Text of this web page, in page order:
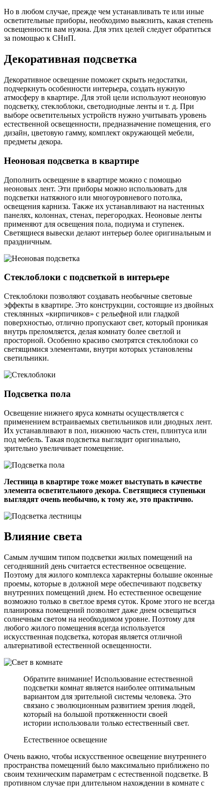
Но в любом случае, прежде чем устанавливать те или иные
осветительные приборы, необходимо выяснить, какая степень
освещенности вам нужна. Для этих целей следует обратиться
за помощью к СНиП.
Декоративная подсветка
Декоративное освещение поможет скрыть недостатки,
подчеркнуть особенности интерьера, создать нужную
атмосферу в квартире. Для этой цели используют неоновую
подсветку, стеклоблоки, светодиодные ленты и т. д. При
выборе осветительных устройств нужно учитывать уровень
естественной освещенности, предназначение помещения, его
дизайн, цветовую гамму, комплект окружающей мебели,
предметы декора.
Неоновая подсветка в квартире
Дополнить освещение в квартире можно с помощью
неоновых лент. Эти приборы можно использовать для
подсветки натяжного или многоуровневого потолка,
освещения карниза. Также их устанавливают на настенных
панелях, колоннах, стенах, перегородках. Неоновые ленты
применяют для освещения пола, подиума и ступенек.
Светящиеся вывески делают интерьер более оригинальным и
праздничным.
Стеклоблоки с подсветкой в интерьере
Стеклоблоки позволяют создавать необычные световые
эффекты в квартире. Это конструкции, состоящие из двойных
стеклянных «кирпичиков» с рельефной или гладкой
поверхностью, отлично пропускают свет, который проникая
внутрь преломляется, делая комнату более светлой и
просторной. Особенно красиво смотрятся стеклоблоки со
светящимися элементами, внутри которых установлены
светильники.
Подсветка пола
Освещение нижнего яруса комнаты осуществляется с
применением встраиваемых светильников или диодных лент.
Их устанавливают в пол, нижнюю часть стен, плинтуса или
под мебель. Такая подсветка выглядит оригинально,
зрительно увеличивает помещение.
Лестница в квартире тоже может выступать в качестве
элемента осветительного декора. Светящиеся ступеньки
выглядят очень необычно, к тому же, это практично.
Влияние света
Самым лучшим типом подсветки жилых помещений на
сегодняшний день считается естественное освещение.
Поэтому для жилого комплекса характерны большие оконные
проемы, которые в должной мере обеспечивают подсветку
внутренних помещений днем. Но естественное освещение
возможно только в светлое время суток. Кроме этого не всегда
планировка помещений позволяет даже днем освещаться
солнечным светом на необходимом уровне. Поэтому для
любого жилого помещения всегда используется
искусственная подсветка, которая является отличной
альтернативой естественной освещенности.
Обратите внимание! Использование естественной
подсветки комнат является наиболее оптимальным
вариантом для зрительной системы человека. Это
связано с эволюционным развитием зрения людей,
который на большой протяженности своей
истории использовали только естественный свет.
Естественное освещение
Очень важно, чтобы искусственное освещение внутреннего
пространства помещений было максимально приближено по
своим техническим параметрам с естественной подсветке. В
противном случае при длительном нахождении в комнате с